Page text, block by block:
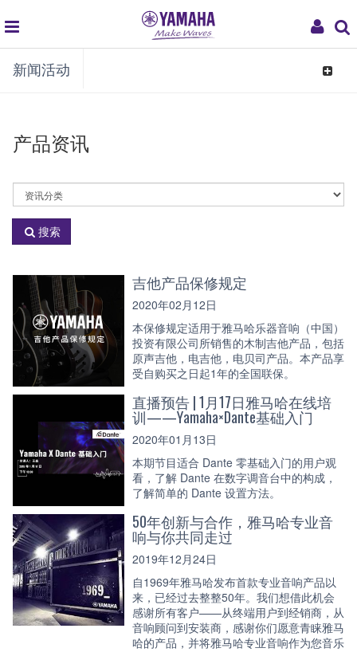
My
global
navigation
新闻活动
Toggle
产品资讯
选
择
资
分
搜索
吉他产品保修规定
2020年02月12日
本保修规定适用于雅马哈乐器音响（中国）
投资有限公司所销售的木制吉他产品，包括
原声吉他，电吉他，电贝司产品。本产品享
受自购买之日起1年的全国联保。
直播预告 | 1月17日雅马哈在线培
训——Yamaha×Dante基础入门
2020年01月13日
本期节目适合 Dante 零基础入门的用户观
看，了解 Dante 在数字调音台中的构成，
了解简单的 Dante 设置方法。
50年创新与合作，雅马哈专业音
响与你共同走过
2019年12月24日
自1969年雅马哈发布首款专业音响产品以
来，已经过去整整50年。我们想借此机会
感谢所有客户——从终端用户到经销商，从
音响顾问到安装商，感谢你们愿意青睐雅马
哈的产品，并将雅马哈专业音响作为您音乐